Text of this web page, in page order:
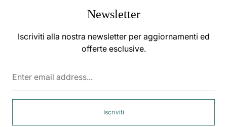
Newsletter
Iscriviti alla nostra newsletter per aggiornamenti ed
offerte esclusive.
Iscriviti